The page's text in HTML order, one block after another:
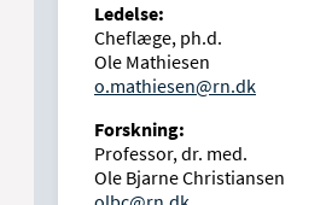
Ledelse:
Cheflæge, ph.d.
Ole Mathiesen
o.mathiesen@rn.dk
Forskning:
Professor, dr. med.
Ole Bjarne Christiansen